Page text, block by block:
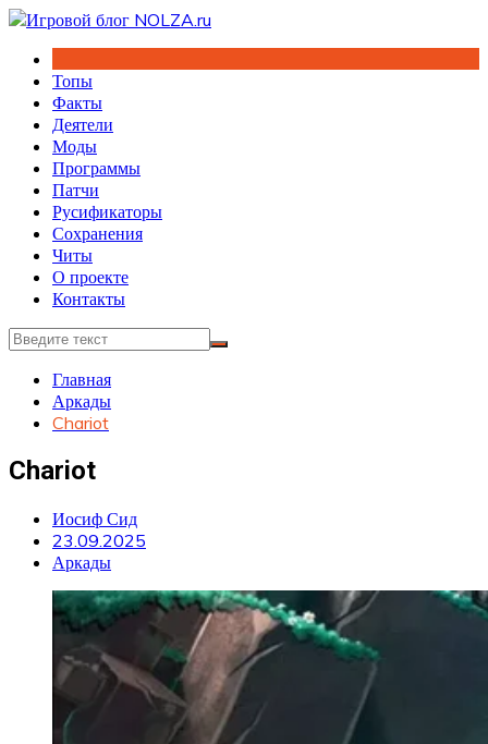
Перейти
содержимому
Топы
Факты
Деятели
Моды
Программы
Патчи
Русификаторы
Сохранения
Читы
О проекте
Контакты
Главная
Аркады
Chariot
Chariot
Иосиф Сид
23.09.2025
Аркады